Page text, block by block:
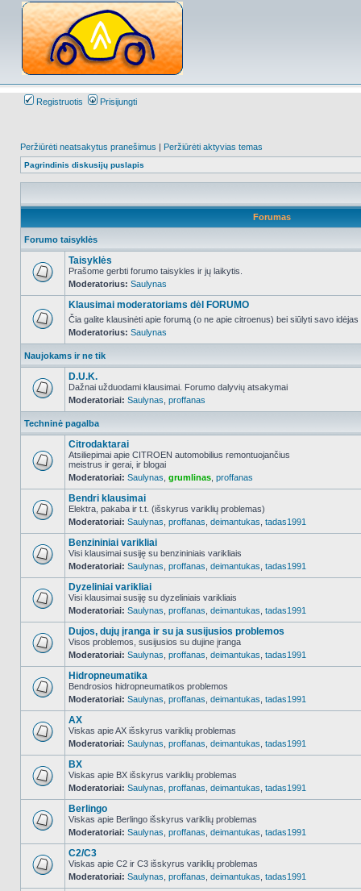
Registruotis Prisijungti
Peržiūrėti neatsakytus pranešimus | Peržiūrėti aktyvias temas
Pagrindinis diskusijų puslapis
Forumas
Forumo taisyklės
NO_UNREAD_POSTS
Taisyklės
Prašome gerbti forumo taisykles ir jų laikytis.
Moderatorius: Saulynas
NO_UNREAD_POSTS
Klausimai moderatoriams dėl FORUMO
Čia galite klausinėti apie forumą (o ne apie citroenus) bei siūlyti savo
Moderatorius: Saulynas
Naujokams ir ne tik
NO_UNREAD_POSTS
D.U.K.
Dažnai užduodami klausimai. Forumo dalyvių atsakymai
Moderatoriai: Saulynas proffanas
Techninė pagalba
NO_UNREAD_POSTS
Citrodaktarai
Atsiliepimai apie CITROEN automobilius remontuojančius
meistrus ir gerai, ir blogai
Moderatoriai: Saulynas grumlinas proffanas
NO_UNREAD_POSTS
Bendri klausimai
Elektra, pakaba ir t.t. (išskyrus variklių problemas)
Moderatoriai: Saulynas proffanas deimantukas tadas1991
NO_UNREAD_POSTS
Benzininiai varikliai
Visi klausimai susiję su benzininiais varikliais
Moderatoriai: Saulynas proffanas deimantukas tadas1991
NO_UNREAD_POSTS
Dyzeliniai varikliai
Visi klausimai susiję su dyzeliniais varikliais
Moderatoriai: Saulynas proffanas deimantukas tadas1991
NO_UNREAD_POSTS
Dujos, dujų įranga ir su ja susijusios problemos
Visos problemos, susijusios su dujine įranga
Moderatoriai: Saulynas proffanas deimantukas tadas1991
NO_UNREAD_POSTS
Hidropneumatika
Bendrosios hidropneumatikos problemos
Moderatoriai: Saulynas proffanas deimantukas tadas1991
NO_UNREAD_POSTS
AX
Viskas apie AX išskyrus variklių problemas
Moderatoriai: Saulynas proffanas deimantukas tadas1991
NO_UNREAD_POSTS
BX
Viskas apie BX išskyrus variklių problemas
Moderatoriai: Saulynas proffanas deimantukas tadas1991
NO_UNREAD_POSTS
Berlingo
Viskas apie Berlingo išskyrus variklių problemas
Moderatoriai: Saulynas proffanas deimantukas tadas1991
NO_UNREAD_POSTS
C2/C3
Viskas apie C2 ir C3 išskyrus variklių problemas
Moderatoriai: Saulynas proffanas deimantukas tadas1991